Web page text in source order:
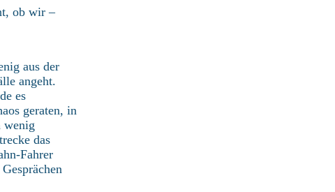
ob wir –
aus der
angeht.
es
geraten, in
wenig
das
Fahrer